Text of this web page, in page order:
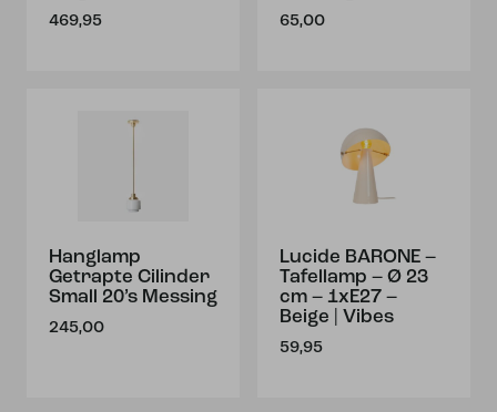
469,95 65,00
Hanglamp
Getrapte Cilinder
Small 20’s Messing
245,00
Lucide BARONE –
Tafellamp – Ø 23
cm – 1xE27 –
Beige | Vibes
59,95